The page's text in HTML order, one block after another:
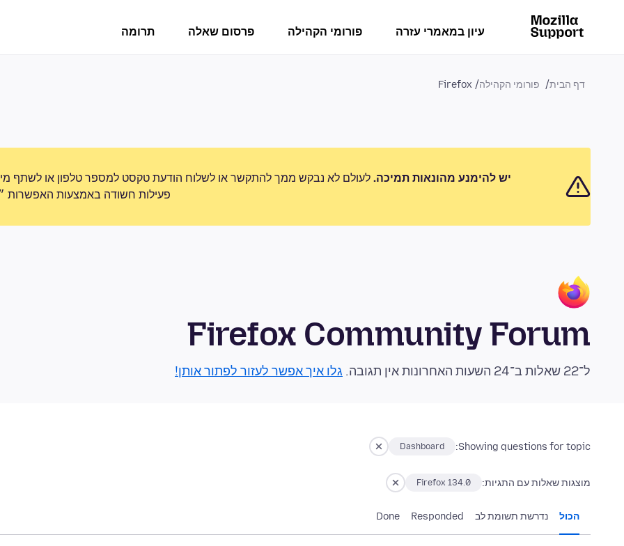
עיון במאמרי עזרה פורומי הקהילה פרסום שאלה תרומה
דף הבית פורומי הקהילה Firefox
יש להימנע מהונאות תמיכה. לעולם לא נבקש ממך להתקשר או לשלוח הודעת טקסט למספר טלפון או לשתף
פעילות חשודה באמצעות האפשרות
Firefox Community Forum
ל־22 שאלות ב־24 השעות האחרונות אין תגובה. גלו איך אפשר לעזור לפתור אותן!
Showing questions for topic:
Dashboard
מוצגות שאלות עם התגיות: Firefox 134.0
הכול נדרשת תשומת לב Responded
Done